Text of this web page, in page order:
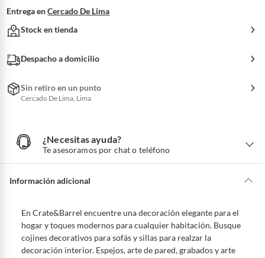
Entrega en Cercado De Lima
Stock en tienda
Despacho a domicilio
Sin retiro en un punto
Cercado De Lima, Lima
¿Necesitas ayuda?
Te asesoramos por chat o teléfono
N
e
t
Información adicional
En Crate&Barrel encuentre una decoración elegante para el
hogar y toques modernos para cualquier habitación. Busque
cojines decorativos para sofás y sillas para realzar la
decoración interior. Espejos, arte de pared, grabados y arte